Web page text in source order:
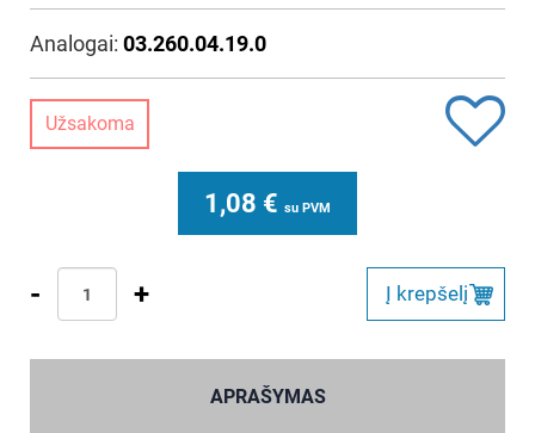
Analogai: 03.260.04.19.0
Užsakoma
1,08 € su PVM
- + Į krepšelį
APRAŠYMAS